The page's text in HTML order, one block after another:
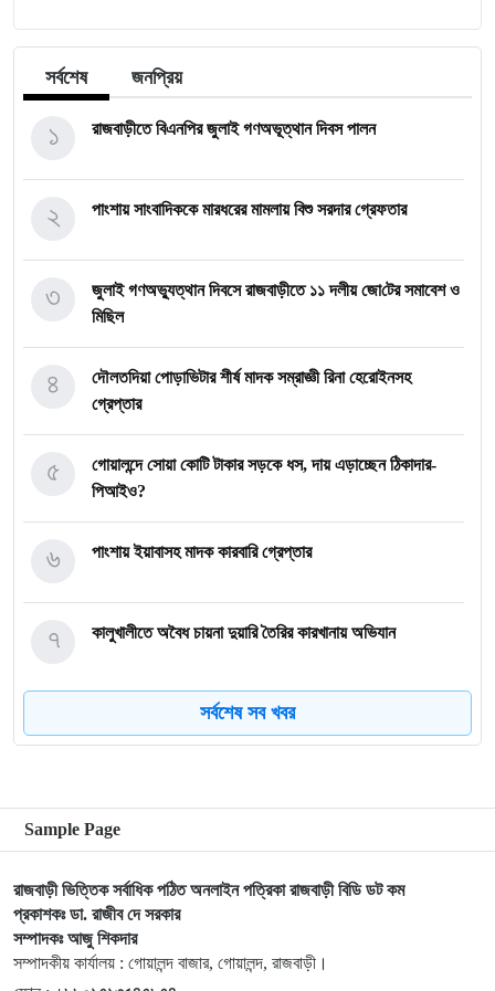
সর্বশেষ জনপ্রিয়
রাজবাড়ীতে বিএন‌পির জুলাই গণঅভূত্থান দিবস পালন
১
পাংশায় সাংবাদিককে মারধরের মামলায় বিশু সরদার গ্রেফতার
২
জুলাই গণঅভ্যুত্থান দিবসে রাজবাড়ীতে ১১ দলীয় জো‌টের সমাবেশ ও
মি‌ছিল
৩
দৌলতদিয়া পোড়াভিটার শীর্ষ মাদক সম্রাজ্ঞী রিনা হেরোইনসহ
গ্রেপ্তার
৪
গোয়ালন্দে সোয়া কোটি টাকার সড়কে ধস, দায় এড়াচ্ছেন ঠিকাদার-
পিআইও?
৫
পাংশায় ইয়াবাসহ মাদক কারবারি গ্রেপ্তার
৬
কালুখালীতে অবৈধ চায়না দুয়ারি তৈরির কারখানায় অভিযান
৭
গোয়ালন্দের নবাগত ইউএনও সাইফুল হুদার যোগদান
৯
সম্মাননা প্রদান
১০
কালুখালীতে বাস-মাহেন্দ্র সংঘর্ষ নিহত-১ আহত ৫
১১
সর্বশেষ সব খবর
Sample Page
রাজবাড়ী ভিত্তিক সর্বাধিক পঠিত অনলাইন পত্রিকা রাজবাড়ী বিডি ডট কম
প্রকাশকঃ ডা. রাজীব দে সরকার
সম্পাদকঃ আজু শিকদার
সম্পাদকীয় কার্যালয় : গোয়ালন্দ বাজার, গোয়ালন্দ, রাজবাড়ী।